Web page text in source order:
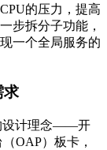
的压力，提高
步拆分子功能，
一个全局服务的
求
设计理念——开
OAP）板卡，